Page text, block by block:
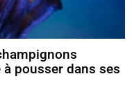
pousser dans ses